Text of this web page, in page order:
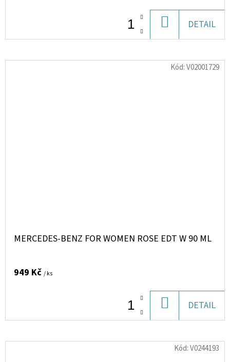
KOŠÍKU
DETAIL
MERCEDES-BENZ FOR WOMEN ROSE EDT W 90 ML
949 Kč / ks
KOŠÍKU
DETAIL
Kód:V02001729
Kód:V0244193